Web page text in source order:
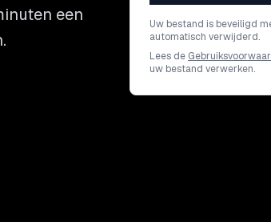
een
Uw bestand is beveiligd
automatisch verwijderd.
Lees de
uw bestand verwerken.